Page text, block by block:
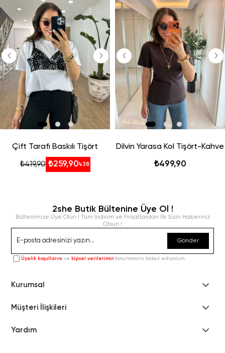
Çift Tarafı Baskılı Tişört
%38
₺259,90
₺419,90
Dilvin Yarasa Kol Tişört-Kahve
₺499,90
2she Butik Bültenine Üye Ol !
Bültenimize Üye Olun ! Tüm İndirim ve Fırsatlardan İlk Sizin Haberiniz
Olsun !
Gönder
Üyelik koşullarını ve kişisel verilerimin korunmasını kabul ediyorum.
Kurumsal
Müşteri İlişkileri
Yardım